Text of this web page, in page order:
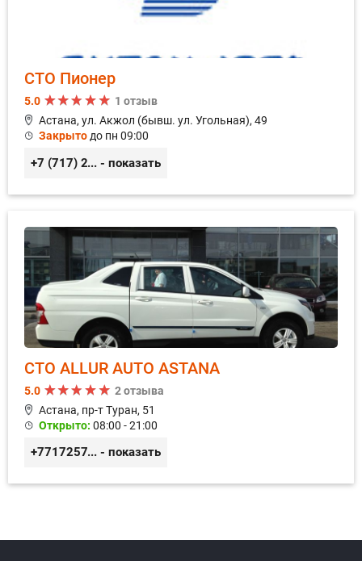
СТО Пионер
5.0
1 отзыв
Астана, ул. Акжол (бывш. ул. Угольная), 49
Закрытодо пн 09:00
+7 (717) 254-58-47
... - показать
СТО ALLUR AUTO ASTANA
5.0
2 отзыва
Астана, пр-т Туран, 51
Открыто: 08:00 - 21:00
+77172571571... - показать